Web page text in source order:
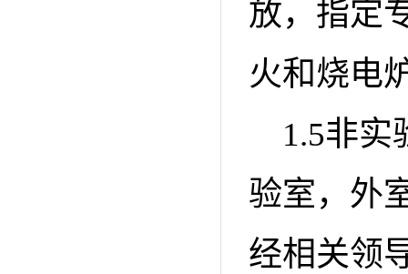
放，指定
火和烧电
1.5非实
验室，外
经相关领